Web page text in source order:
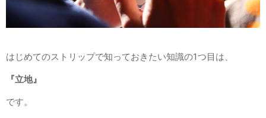
はじめてのストリップで知っておきたい知識の1つ目は、
『立地』
です。